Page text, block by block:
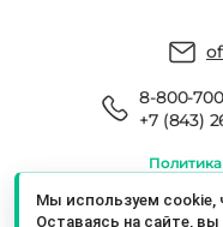
Мы используем cookie,
Оставаясь на сайте,
8-800-
+7 (843)
Мы в реестре